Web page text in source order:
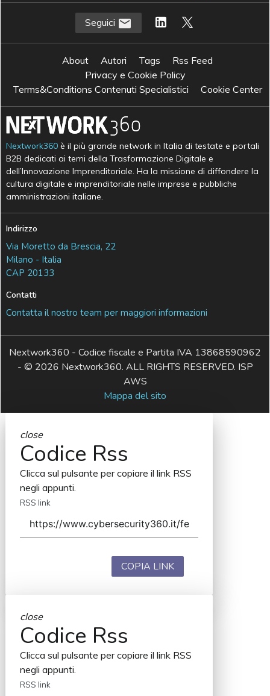
Seguici
About Autori Tags
Rss Feed
Privacy e Cookie Policy
Terms&Conditions Contenuti Specialistici
Cookie Center
Nextwork360 è il più grande network in Italia di testate e portali
B2B dedicati ai temi della Trasformazione Digitale e
dell’Innovazione Imprenditoriale. Ha la missione di diffondere la
cultura digitale e imprenditoriale nelle imprese e pubbliche
amministrazioni italiane.
Indirizzo
Via Moretto da Brescia, 22
Milano - Italia
CAP 20133
Contatti
Contatta il nostro team per maggiori informazioni
Nextwork360 - Codice fiscale e Partita IVA 13868590962
- © 2026 Nextwork360. ALL RIGHTS RESERVED. ISP
AWS
Mappa del sito
close
Codice Rss
Clicca sul pulsante per copiare il link RSS
negli appunti.
RSS link
COPIA LINK
close
Codice Rss
Clicca sul pulsante per copiare il link RSS
negli appunti.
RSS link